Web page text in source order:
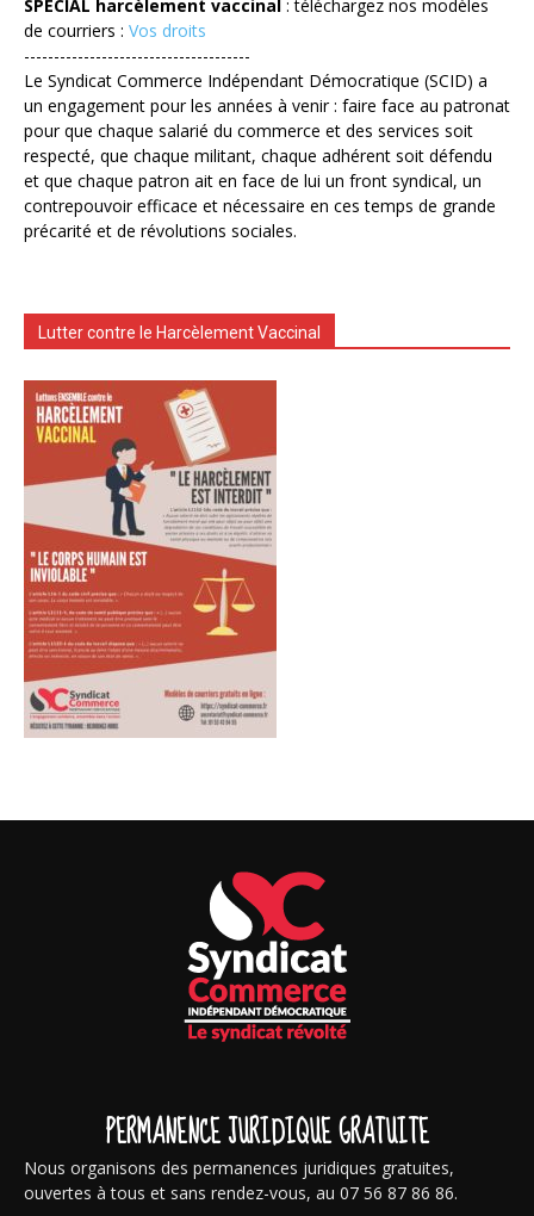
SPECIAL harcèlement vaccinal : téléchargez nos modèles
de courriers : Vos droits
--------------------------------------
Le Syndicat Commerce Indépendant Démocratique (SCID) a
un engagement pour les années à venir : faire face au patronat
pour que chaque salarié du commerce et des services soit
respecté, que chaque militant, chaque adhérent soit défendu
et que chaque patron ait en face de lui un front syndical, un
contrepouvoir efficace et nécessaire en ces temps de grande
précarité et de révolutions sociales.
Lutter contre le Harcèlement Vaccinal
PERMANENCE JURIDIQUE GRATUITE
Nous organisons des permanences juridiques gratuites,
ouvertes à tous et sans rendez-vous, au 07 56 87 86 86.